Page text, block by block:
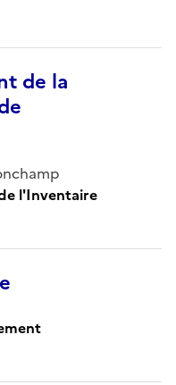
de la
l'Inventaire